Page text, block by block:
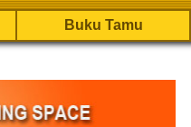
Buku Tamu